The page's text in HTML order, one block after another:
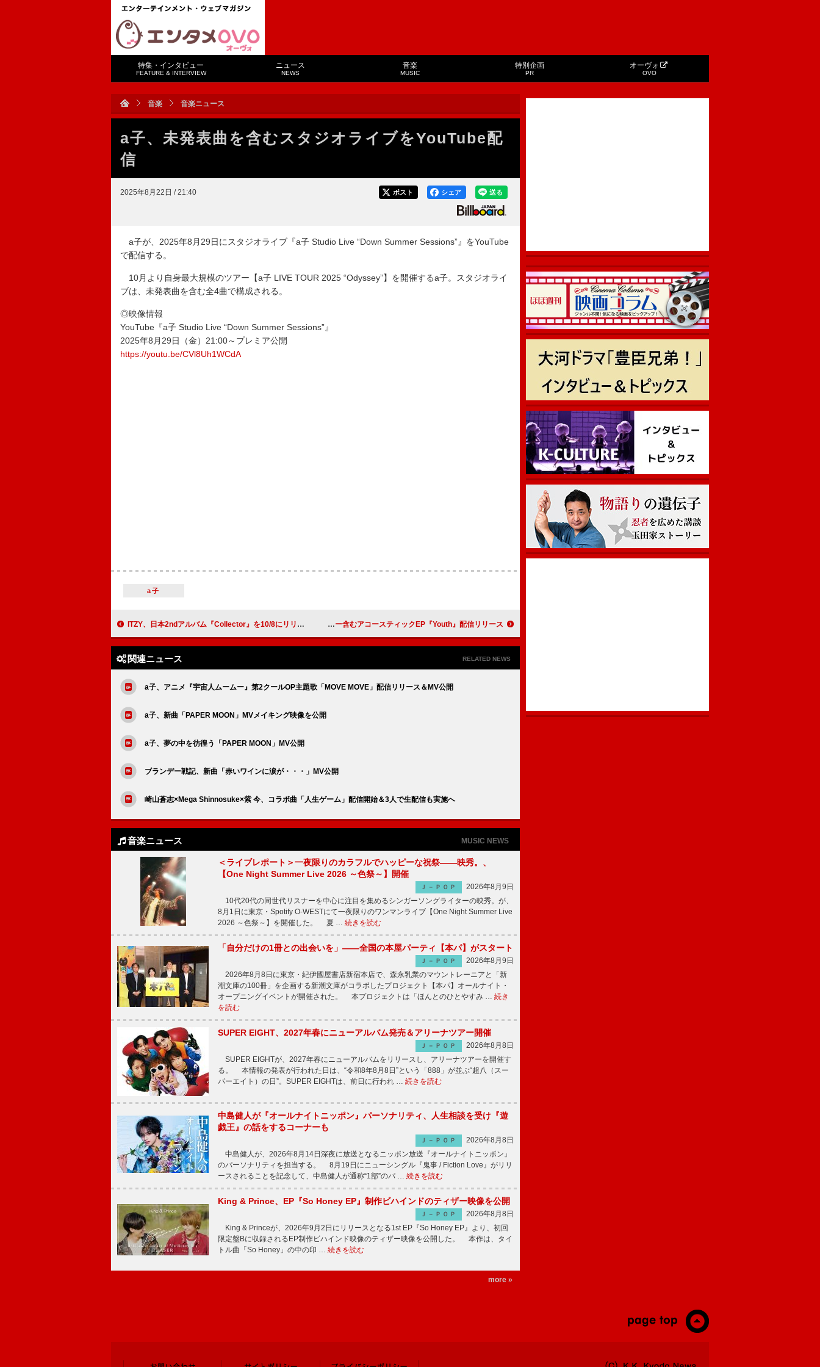
特集・インタビュー
FEATURE & INTERVIEW
ニュース
NEWS
音楽
MUSIC
特別企画
PR
オーヴォ
OVO
音楽 音楽ニュース
a子、未発表曲を含むスタジオライブをYouTube配
信
2025年8月22日 / 21:40 送る
シェア
ポスト
a子が、2025年8月29日にスタジオライブ『a子 Studio Live “Down Summer Sessions”』をYouTube
で配信する。
10月より自身最大規模のツアー【a子 LIVE TOUR 2025 “Odyssey”】を開催するa子。スタジオライ
ブは、未発表曲を含む全4曲で構成される。
◎映像情報
YouTube『a子 Studio Live “Down Summer Sessions”』
2025年8月29日（金）21:00～プレミア公開
https://youtu.be/CVl8Uh1WCdA
a子
ITZY、日本2ndアルバム『Collector』を10/8にリリース決定 大橋ちっぽけ、清竜人「痛いよ」カバー含むアコースティックEP『Youth』配信リリース
関連ニュース RELATED NEWS
a子、アニメ『宇宙人ムームー』第2クールOP主題歌「MOVE MOVE」配信リリース＆MV公開
a子、新曲「PAPER MOON」MVメイキング映像を公開
a子、夢の中を彷徨う「PAPER MOON」MV公開
ブランデー戦記、新曲「赤いワインに涙が・・・」MV公開
崎山蒼志×Mega Shinnosuke×紫 今、コラボ曲「人生ゲーム」配信開始＆3人で生配信も実施へ
音楽ニュース MUSIC NEWS
＜ライブレポート＞一夜限りのカラフルでハッピーな祝祭――映秀。、
【One Night Summer Live 2026 ～色祭～】開催
Ｊ－ＰＯＰ
2026年8月9日
10代20代の同世代リスナーを中心に注目を集めるシンガーソングライターの映秀。が、
8月1日に東京・Spotify O-WESTにて一夜限りのワンマンライブ【One Night Summer Live
2026 ～色祭～】を開催した。 夏 … 続きを読む
「自分だけの1冊との出会いを」――全国の本屋パーティ【本パ】がスタート
Ｊ－ＰＯＰ
2026年8月9日
2026年8月8日に東京・紀伊國屋書店新宿本店で、森永乳業のマウントレーニアと「新
潮文庫の100冊」を企画する新潮文庫がコラボしたプロジェクト【本パ】オールナイト・
オープニングイベントが開催された。 本プロジェクトは「ほんとのひとやすみ … 続き
を読む
SUPER EIGHT、2027年春にニューアルバム発売＆アリーナツアー開催
Ｊ－ＰＯＰ
2026年8月8日
SUPER EIGHTが、2027年春にニューアルバムをリリースし、アリーナツアーを開催す
る。 本情報の発表が行われた日は、“令和8年8月8日”という「888」が並ぶ“超八（スー
パーエイト）の日”。SUPER EIGHTは、前日に行われ … 続きを読む
中島健人が『オールナイトニッポン』パーソナリティ、人生相談を受け『遊
戯王』の話をするコーナーも
Ｊ－ＰＯＰ
2026年8月8日
中島健人が、2026年8月14日深夜に放送となるニッポン放送『オールナイトニッポン』
のパーソナリティを担当する。 8月19日にニューシングル『鬼事 / Fiction Love』がリリ
ースされることを記念して、中島健人が通称“1部”のパ … 続きを読む
King & Prince、EP『So Honey EP』制作ビハインドのティザー映像を公開
Ｊ－ＰＯＰ
2026年8月8日
King & Princeが、2026年9月2日にリリースとなる1st EP『So Honey EP』より、初回
限定盤Bに収録されるEP制作ビハインド映像のティザー映像を公開した。 本作は、タイ
トル曲「So Honey」の中の印 … 続きを読む
more »